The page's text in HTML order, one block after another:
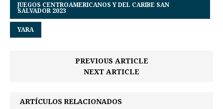
JUEGOS CENTROAMERICANOS Y DEL CARIBE SAN
SALVADOR 2023
YARA
PREVIOUS ARTICLE
NEXT ARTICLE
ARTÍCULOS RELACIONADOS